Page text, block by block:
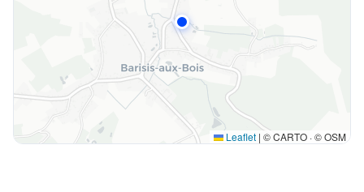
Leaflet | © CARTO · © OSM